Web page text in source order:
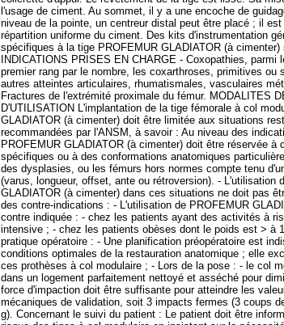
l'usage de ciment. Au sommet, il y a une encoche de
niveau de la pointe, un centreur distal peut être placé ; il
répartition uniforme du ciment. Des kits d'instrumentation
spécifiques à la tige PROFEMUR GLADIATOR (à
INDICATIONS PRISES EN CHARGE - Coxopathies, parmi
premier rang par le nombre, les coxarthroses, primitives ou
autres atteintes articulaires, rhumatismales, vasculaires
Fractures de l'extrémité proximale du fémur. MODALITES
D'UTILISATION L'implantation de la tige fémorale à col
GLADIATOR (à cimenter) doit être limitée aux situations
recommandées par l'ANSM, à savoir : Au niveau des
PROFEMUR GLADIATOR (à cimenter) doit être réservée à
spécifiques ou à des conformations anatomiques
des dysplasies, ou les fémurs hors normes compte tenu
(varus, longueur, offset, ante ou rétroversion). - L'utilisation
GLADIATOR (à cimenter) dans ces situations ne doit pas
des contre-indications : - L'utilisation de PROFEMUR
contre indiquée : - chez les patients ayant des activités à
intensive ; - chez les patients obèses dont le poids est > à
pratique opératoire : - Une planification préopératoire est
conditions optimales de la restauration anatomique ; elle
ces prothèses à col modulaire ; - Lors de la pose : - le col
dans un logement parfaitement nettoyé et asséché pour
force d'impaction doit être suffisante pour atteindre les
mécaniques de validation, soit 3 impacts fermes (3 coups
g). Concernant le suivi du patient : Le patient doit être